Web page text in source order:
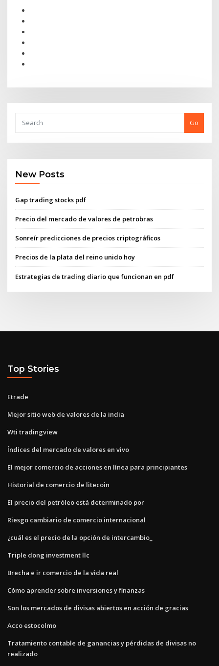
Go
New Posts
Gap trading stocks pdf
Precio del mercado de valores de petrobras
Sonreír predicciones de precios criptográficos
Precios de la plata del reino unido hoy
Estrategias de trading diario que funcionan en pdf
Top Stories
Etrade
Mejor sitio web de valores de la india
Wti tradingview
Índices del mercado de valores en vivo
El mejor comercio de acciones en línea para principiantes
Historial de comercio de litecoin
El precio del petróleo está determinado por
Riesgo cambiario de comercio internacional
¿cuál es el precio de la opción de intercambio_
Triple dong investment llc
Brecha e ir comercio de la vida real
Cómo aprender sobre inversiones y finanzas
Son los mercados de divisas abiertos en acción de gracias
Acco estocolmo
Tratamiento contable de ganancias y pérdidas de divisas no
realizado